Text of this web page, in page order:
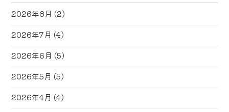
2026年8月 (2)
2026年7月 (4)
2026年6月 (5)
2026年5月 (5)
2026年4月 (4)